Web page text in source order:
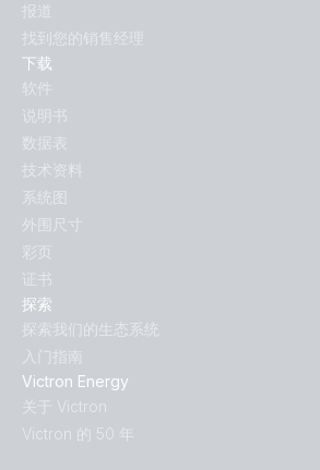
探索
探索我们的生态系统
入门指南
Victron Energy
关于 Victron
Victron 的 50 年
下载
软件
说明书
数据表
技术资料
系统图
外围尺寸
彩页
证书
报道
找到您的销售经理